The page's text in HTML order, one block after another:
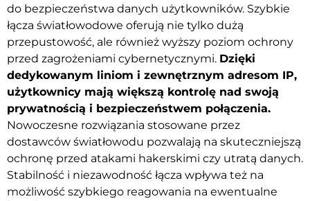
do bezpieczeństwa danych użytkowników. Szybkie
łącza światłowodowe oferują nie tylko dużą
przepustowość, ale również wyższy poziom ochrony
przed zagrożeniami cybernetycznymi. Dzięki
dedykowanym liniom i zewnętrznym adresom IP,
użytkownicy mają większą kontrolę nad swoją
prywatnością i bezpieczeństwem połączenia.
Nowoczesne rozwiązania stosowane przez
dostawców światłowodu pozwalają na skuteczniejszą
ochronę przed atakami hakerskimi czy utratą danych.
Stabilność i niezawodność łącza wpływa też na
możliwość szybkiego reagowania na ewentualne